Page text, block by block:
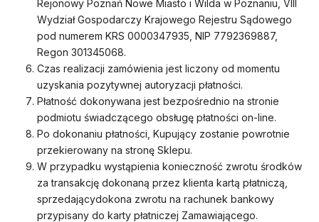
Rejonowy Poznań Nowe Miasto i Wilda w Poznaniu, VIII
Wydział Gospodarczy Krajowego Rejestru Sądowego
pod numerem KRS 0000347935, NIP 7792369887,
Regon 301345068.
Czas realizacji zamówienia jest liczony od momentu
uzyskania pozytywnej autoryzacji płatności.
Płatność dokonywana jest bezpośrednio na stronie
podmiotu świadczącego obsługę płatności on-line.
Po dokonaniu płatności, Kupujący zostanie powrotnie
przekierowany na stronę Sklepu.
W przypadku wystąpienia konieczność zwrotu środków
za transakcję dokonaną przez klienta kartą płatniczą,
sprzedającydokona zwrotu na rachunek bankowy
przypisany do karty płatniczej Zamawiającego.